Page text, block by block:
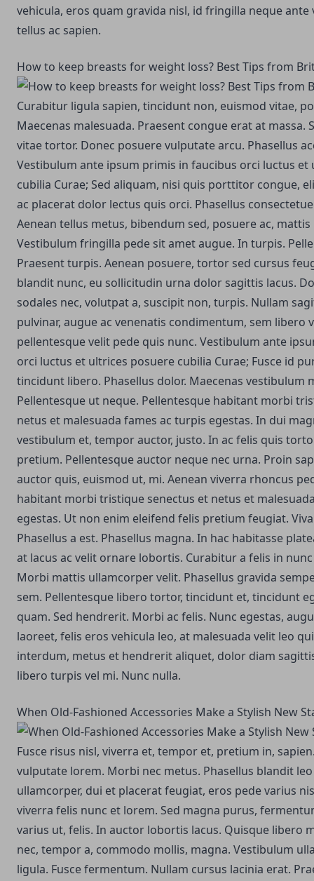
vehicula, eros quam gravida nisl, id fringilla neque
tellus ac sapien.
How to keep breasts for weight loss? Best Tips from
Curabitur ligula sapien, tincidunt non, euismod vitae,
Maecenas malesuada. Praesent congue erat at massa.
vitae tortor. Donec posuere vulputate arcu. Phasellus
Vestibulum ante ipsum primis in faucibus orci luctus et
cubilia Curae; Sed aliquam, nisi quis porttitor congue,
ac placerat dolor lectus quis orci. Phasellus
Aenean tellus metus, bibendum sed, posuere ac,
Vestibulum fringilla pede sit amet augue. In turpis.
Praesent turpis. Aenean posuere, tortor sed cursus
blandit nunc, eu sollicitudin urna dolor sagittis lacus.
sodales nec, volutpat a, suscipit non, turpis. Nullam
pulvinar, augue ac venenatis condimentum, sem libero
pellentesque velit pede quis nunc. Vestibulum ante
orci luctus et ultrices posuere cubilia Curae; Fusce id
tincidunt libero. Phasellus dolor. Maecenas vestibulum
Pellentesque ut neque. Pellentesque habitant morbi
netus et malesuada fames ac turpis egestas. In dui
vestibulum et, tempor auctor, justo. In ac felis quis
pretium. Pellentesque auctor neque nec urna. Proin
auctor quis, euismod ut, mi. Aenean viverra rhoncus
habitant morbi tristique senectus et netus et
egestas. Ut non enim eleifend felis pretium feugiat.
Phasellus a est. Phasellus magna. In hac habitasse
at lacus ac velit ornare lobortis. Curabitur a felis in
Morbi mattis ullamcorper velit. Phasellus gravida
sem. Pellentesque libero tortor, tincidunt et, tincidunt
quam. Sed hendrerit. Morbi ac felis. Nunc egestas,
laoreet, felis eros vehicula leo, at malesuada velit leo
interdum, metus et hendrerit aliquet, dolor diam
libero turpis vel mi. Nunc nulla.
When Old-Fashioned Accessories Make a Stylish New
Fusce risus nisl, viverra et, tempor et, pretium in,
vulputate lorem. Morbi nec metus. Phasellus blandit
ullamcorper, dui et placerat feugiat, eros pede varius
viverra felis nunc et lorem. Sed magna purus,
varius ut, felis. In auctor lobortis lacus. Quisque libero
nec, tempor a, commodo mollis, magna. Vestibulum
ligula. Fusce fermentum. Nullam cursus lacinia erat.